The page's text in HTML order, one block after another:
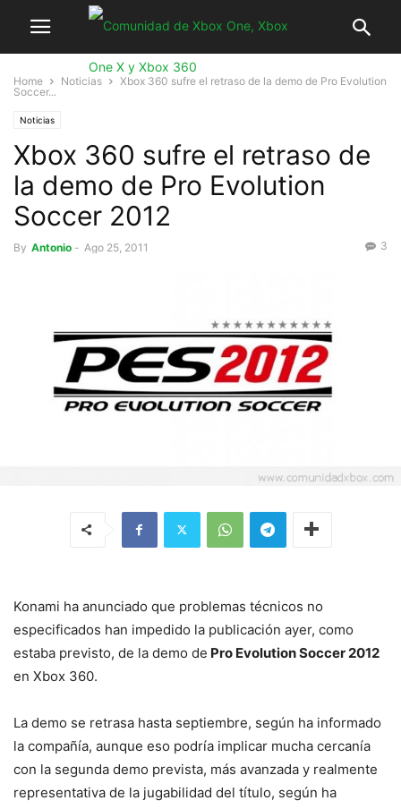
Home Noticias
Xbox 360 sufre el retraso de la demo de Pro Evolution
Soccer...
Noticias
Xbox 360 sufre el retraso de
la demo de Pro Evolution
Soccer 2012
By Antonio - Ago 25, 2011 3
Konami ha anunciado que problemas técnicos no
especificados han impedido la publicación ayer, como
estaba previsto, de la demo de Pro Evolution Soccer 2012
en Xbox 360.
La demo se retrasa hasta septiembre, según ha informado
la compañía, aunque eso podría implicar mucha cercanía
con la segunda demo prevista, más avanzada y realmente
representativa de la jugabilidad del título, según ha